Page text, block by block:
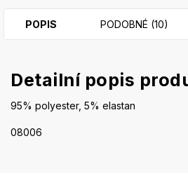
POPIS PODOBNÉ (10)
Detailní popis
95% polyester, 5% elastan
08006